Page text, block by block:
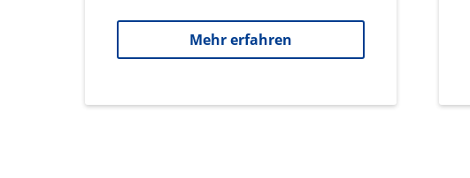
Mehr erfahren